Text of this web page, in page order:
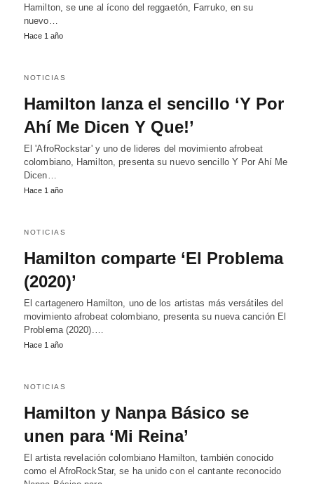
Hamilton, se une al ícono del reggaetón, Farruko, en su
nuevo…
Hace 1 año
NOTICIAS
Hamilton lanza el sencillo ‘Y Por
Ahí Me Dicen Y Que!’
El 'AfroRockstar' y uno de lideres del movimiento afrobeat
colombiano, Hamilton, presenta su nuevo sencillo Y Por Ahí Me
Dicen…
Hace 1 año
NOTICIAS
Hamilton comparte ‘El Problema
(2020)’
El cartagenero Hamilton, uno de los artistas más versátiles del
movimiento afrobeat colombiano, presenta su nueva canción El
Problema (2020).…
Hace 1 año
NOTICIAS
Hamilton y Nanpa Básico se
unen para ‘Mi Reina’
El artista revelación colombiano Hamilton, también conocido
como el AfroRockStar, se ha unido con el cantante reconocido